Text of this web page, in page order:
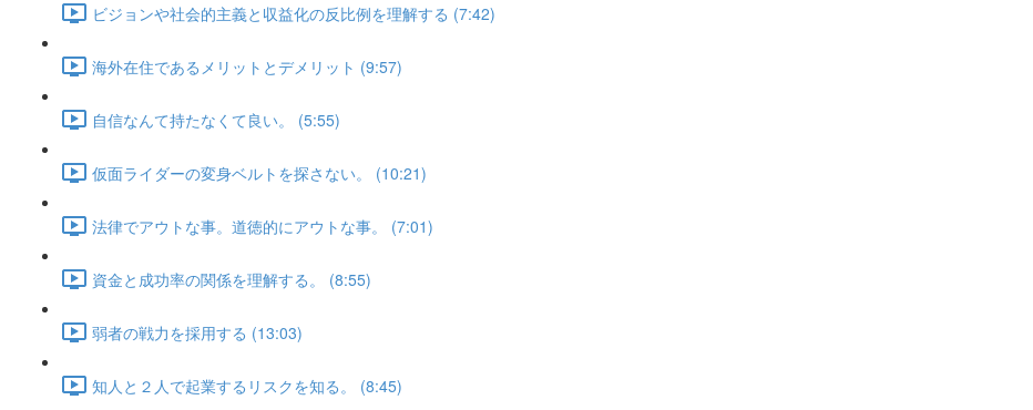
ビジョンや社会的主義と収益化の反比例を理解する (7:42)
海外在住であるメリットとデメリット (9:57)
自信なんて持たなくて良い。 (5:55)
仮面ライダーの変身ベルトを探さない。 (10:21)
法律でアウトな事。道徳的にアウトな事。 (7:01)
資金と成功率の関係を理解する。 (8:55)
弱者の戦力を採用する (13:03)
知人と２人で起業するリスクを知る。 (8:45)